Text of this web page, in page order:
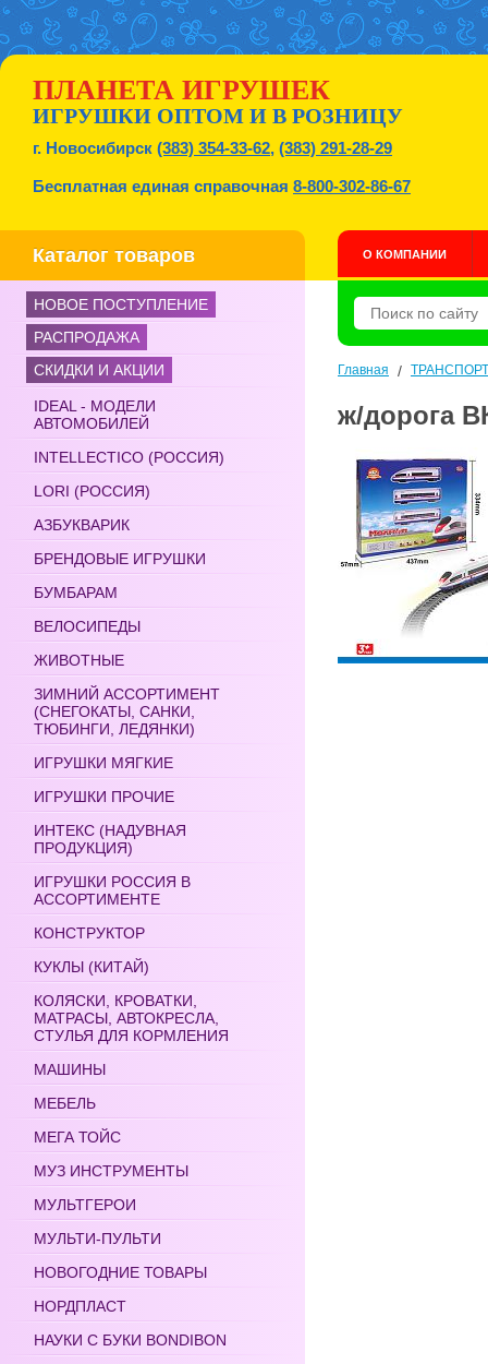
ПЛАНЕТА ИГРУШЕК
ИГРУШКИ ОПТОМ И В РОЗНИЦУ
г. Новосибирск (383) 354-33-62, (383) 291-28-29
Бесплатная единая справочная 8-800-302-86-67
Каталог товаров О КОМПАНИИ
НОВОЕ ПОСТУПЛЕНИЕ
РАСПРОДАЖА
СКИДКИ И АКЦИИ
IDEAL - МОДЕЛИ
АВТОМОБИЛЕЙ
INTELLECTICO (РОССИЯ)
LORI (РОССИЯ)
АЗБУКВАРИК
БРЕНДОВЫЕ ИГРУШКИ
БУМБАРАМ
ВЕЛОСИПЕДЫ
ЖИВОТНЫЕ
ЗИМНИЙ АССОРТИМЕНТ
(СНЕГОКАТЫ, САНКИ,
ТЮБИНГИ, ЛЕДЯНКИ)
ИГРУШКИ МЯГКИЕ
ИГРУШКИ ПРОЧИЕ
ИНТЕКС (НАДУВНАЯ
ПРОДУКЦИЯ)
ИГРУШКИ РОССИЯ В
АССОРТИМЕНТЕ
КОНСТРУКТОР
КУКЛЫ (КИТАЙ)
КОЛЯСКИ, КРОВАТКИ,
МАТРАСЫ, АВТОКРЕСЛА,
СТУЛЬЯ ДЛЯ КОРМЛЕНИЯ
МАШИНЫ
МЕБЕЛЬ
МЕГА ТОЙС
МУЗ ИНСТРУМЕНТЫ
МУЛЬТГЕРОИ
МУЛЬТИ-ПУЛЬТИ
НОВОГОДНИЕ ТОВАРЫ
НОРДПЛАСТ
НАУКИ С БУКИ BONDIBON
Главная /
ж/дорога